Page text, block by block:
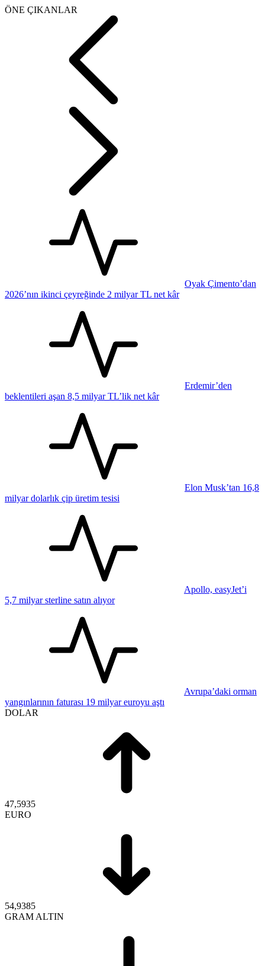
ÖNE ÇIKANLAR
Oyak Çimento’dan
2026’nın ikinci çeyreğinde 2 milyar TL net kâr
Erdemir’den
beklentileri aşan 8,5 milyar TL’lik net kâr
Elon Musk’tan 16,8
milyar dolarlık çip üretim tesisi
Apollo, easyJet’i
5,7 milyar sterline satın alıyor
Avrupa’daki orman
yangınlarının faturası 19 milyar euroyu aştı
DOLAR
47,5935
EURO
54,9385
GRAM ALTIN